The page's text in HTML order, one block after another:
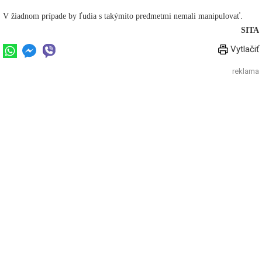
V žiadnom prípade by ľudia s takýmito predmetmi nemali manipulovať.
SITA
Vytlačiť
reklama